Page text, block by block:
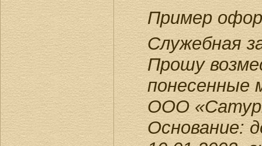
Пример
Служебная
Прошу
понесенные
ООО
Основание: